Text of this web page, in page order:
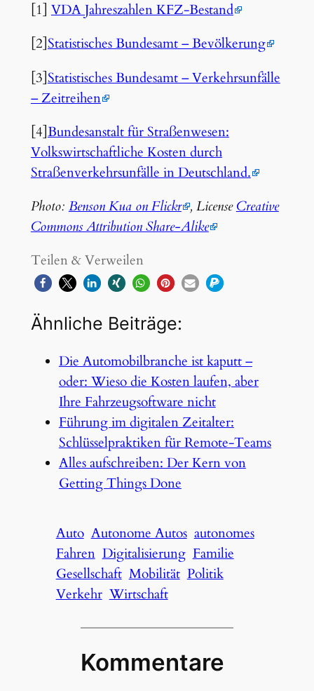
[1]VDA Jahreszahlen KFZ-Bestand
[2]Statistisches Bundesamt – Bevölkerung
[3]Statistisches Bundesamt – Verkehrsunfälle
– Zeitreihen
[4]Bundesanstalt für Straßenwesen:
Volkswirtschaftliche Kosten durch
Straßenverkehrsunfälle in Deutschland.
Photo: Benson Kua on Flickr , LicenseCreative
Commons Attribution Share-Alike
Teilen & Verweilen
Ähnliche Beiträge:
Die Automobilbranche ist kaputt –
oder: Wieso die Kosten laufen, aber
Ihre Fahrzeugsoftware nicht
Führung im digitalen Zeitalter:
Schlüsselpraktiken für Remote-Teams
Alles aufschreiben: Der Kern von
Getting Things Done
Auto Autonome Autos autonomes
Fahren Digitalisierung Familie
Gesellschaft Mobilität Politik
Verkehr Wirtschaft
Kommentare